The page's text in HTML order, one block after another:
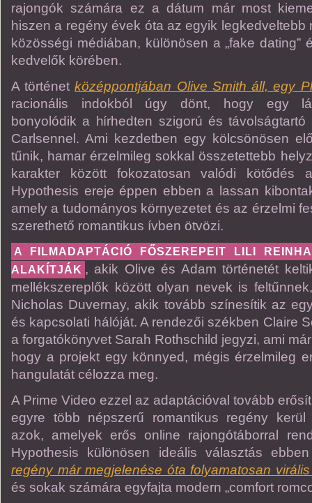
rajongók számára ez a dátum már most
hiszen a regény évek óta az egyik legkedveltebb
közösségi médiában, különösen a „fake dating”
kedvelők körében.
A történetközéppontjában Olive Smith áll, egy
racionális indokból úgy dönt, hogy egy
bonyolódik a hírhedten szigorú és távolságtartó
Carlsennel. Ami kezdetben egy kölcsönösen
tűnik, hamar érzelmileg sokkal összetettebb
karakter között fokozatosan valódi
Hypothesis ereje éppen ebben a lassan
amely a tudományos környezetet és az érzelmi
szerethető romantikus ívben ötvözi.
A FILMADAPTÁCIÓ FŐSZEREPEIT LILI
ALAKÍTJÁK , akik Olive és Adam történetét
mellékszereplők között olyan nevek is
Nicholas Duvernay, akik tovább színesítik az
és kapcsolati hálóját. A rendezői székben Claire
a forgatókönyvet Sarah Rothschild jegyzi, ami
hogy a projekt egy könnyed, mégis érzelmileg
hangulatát célozza meg.
A Prime Video ezzel az adaptációval tovább
egyre több népszerű romantikus regény kerül
azok, amelyek erős online rajongótáborral
Hypothesis különösen ideális választás
regény már megjelenése óta folyamatosan
és sokak számára egyfajta modern „comfort